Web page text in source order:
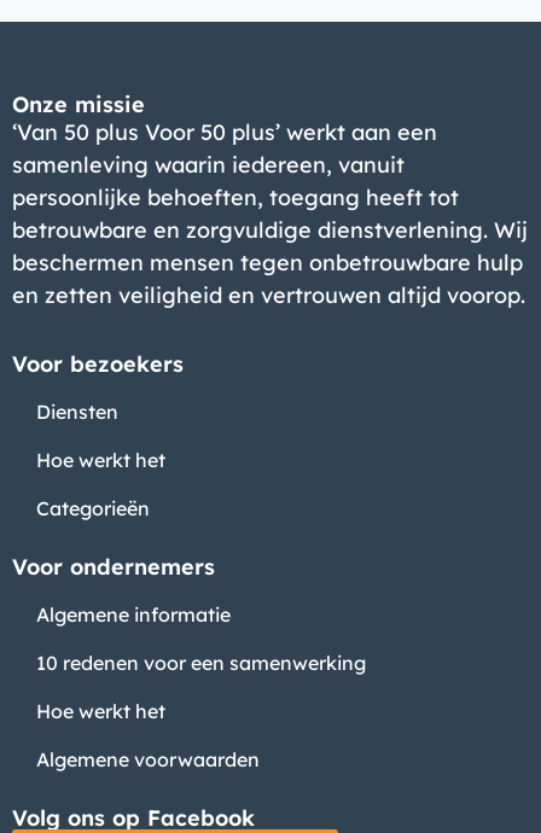
Onze missie
‘Van 50 plus Voor 50 plus’ werkt aan een
samenleving waarin iedereen, vanuit
persoonlijke behoeften, toegang heeft tot
betrouwbare en zorgvuldige dienstverlening. Wij
beschermen mensen tegen onbetrouwbare hulp
en zetten veiligheid en vertrouwen altijd voorop.
Voor bezoekers
Diensten
Hoe werkt het
Categorieën
Voor ondernemers
Algemene informatie
10 redenen voor een samenwerking
Hoe werkt het
Algemene voorwaarden
Volg ons op Facebook